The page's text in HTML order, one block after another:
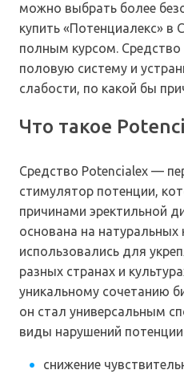
можно выбрать более
купить «Потенциалекс» в
полным курсом.
половую систему и
слабости, по какой бы
Что такое
Средство Potencialex —
стимулятор потенции,
причинами эректильной
основана на
использовались для
разных странах и
уникальному сочетанию
он стал универсальным
виды нарушений
снижение